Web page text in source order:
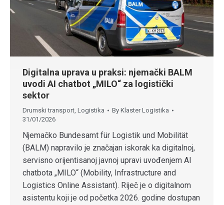
Digitalna uprava u praksi: njemački BALM
uvodi AI chatbot „MILO“ za logistički
sektor
Drumski transport, Logistika By Klaster Logistika
31/01/2026
Njemačko Bundesamt für Logistik und Mobilität
(BALM) napravilo je značajan iskorak ka digitalnoj,
servisno orijentisanoj javnoj upravi uvođenjem AI
chatbota „MILO“ (Mobility, Infrastructure and
Logistics Online Assistant). Riječ je o digitalnom
asistentu koji je od početka 2026. godine dostupan